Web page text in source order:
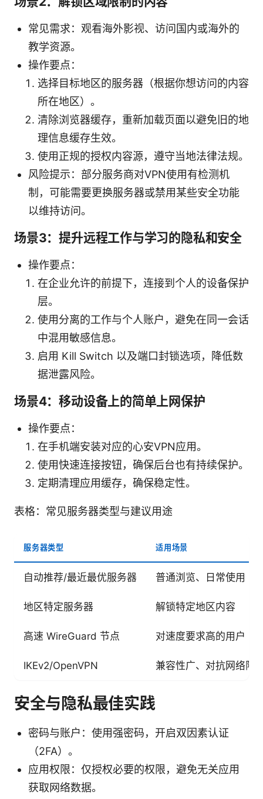
常见需求：观看海外影视、访问国内或海外的
教学资源。
操作要点：
选择目标地区的服务器（根据你想访问的内容
所在地区）。
清除浏览器缓存，重新加载页面以避免旧的地
理信息缓存生效。
使用正规的授权内容源，遵守当地法律法规。
风险提示：部分服务商对VPN使用有检测机
制，可能需要更换服务器或禁用某些安全功能
以维持访问。
场景3：提升远程工作与学习的隐私和安全
操作要点：
在企业允许的前提下，连接到个人的设备保护
层。
使用分离的工作与个人账户，避免在同一会话
中混用敏感信息。
启用 Kill Switch 以及端口封锁选项，降低数
据泄露风险。
场景4：移动设备上的简单上网保护
操作要点：
在手机端安装对应的心安VPN应用。
使用快速连接按钮，确保后台也有持续保护。
定期清理应用缓存，确保稳定性。
表格：常见服务器类型与建议用途
服务器类型 适用场景
自动推荐/最近最优服务器 普通浏览、日常使用
地区特定服务器 解锁特定地区内容
高速 WireGuard 节点 对速度要求高的用户
IKEv2/OpenVPN 兼容性广、对抗网络限
安全与隐私最佳实践
密码与账户：使用强密码，开启双因素认证
（2FA）。
应用权限：仅授权必要的权限，避免无关应用
获取网络数据。